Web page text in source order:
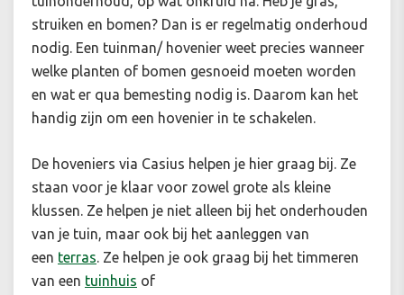
struiken en bomen? Dan is er regelmatig onderhoud
nodig. Een tuinman/ hovenier weet precies wanneer
welke planten of bomen gesnoeid moeten worden
en wat er qua bemesting nodig is. Daarom kan het
handig zijn om een hovenier in te schakelen.
De hoveniers via Casius helpen je hier graag bij. Ze
staan voor je klaar voor zowel grote als kleine
klussen. Ze helpen je niet alleen bij het onderhouden
van je tuin, maar ook bij het aanleggen van
een terras. Ze helpen je ook graag bij het timmeren
van een tuinhuis of